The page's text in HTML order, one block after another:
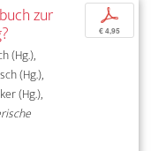
zur
(Hg.),
(Hg.),
(Hg.),
p
€ 4,95